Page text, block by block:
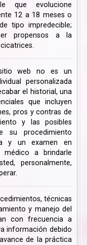
que evolucione
12 a 18 meses o
tipo impredecible;
propensos a la
web no es un
personalizada
el historial, una
que incluyen
pros y contras de
y las posibles
su procedimiento
y un examen en
médico a brindarle
personalmente,
técnicas
y manejo del
con frecuencia a
información debido
de la práctica